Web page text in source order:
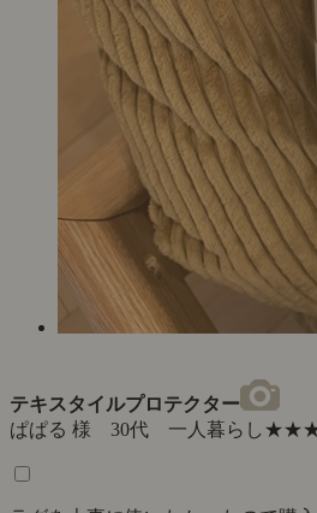
テキスタイルプロテクター
ぱぱる 様 30代 一人暮らし